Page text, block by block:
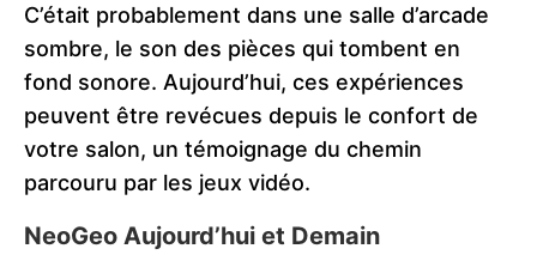
C’était probablement dans une salle d’arcade
sombre, le son des pièces qui tombent en
fond sonore. Aujourd’hui, ces expériences
peuvent être revécues depuis le confort de
votre salon, un témoignage du chemin
parcouru par les jeux vidéo.
NeoGeo Aujourd’hui et Demain